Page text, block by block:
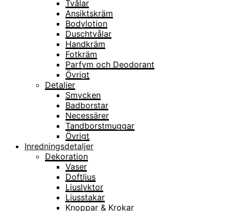
Tvålar
Ansiktskräm
Bodylotion
Duschtvålar
Handkräm
Fotkräm
Parfym och Deodorant
Övrigt
Detaljer
Smycken
Badborstar
Necessärer
Tandborstmuggar
Övrigt
Inredningsdetaljer
Dekoration
Vaser
Doftljus
Ljuslyktor
Ljusstakar
Knoppar & Krokar